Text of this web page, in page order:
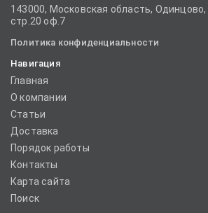
143000, Московская область, Одинцово,
стр.20 оф.7
Политика конфиденциальности
Навигация
Главная
О компании
Статьи
Доставка
Порядок работы
Контакты
Карта сайта
Поиск